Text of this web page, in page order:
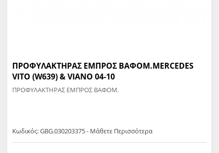
ΠΡΟΦΥΛΑΚΤΗΡΑΣ ΕΜΠΡΟΣ ΒΑΦΟΜ.MERCEDES
VITO (W639) & VIANO 04-10
ΠΡΟΦΥΛΑΚΤΗΡΑΣ ΕΜΠΡΟΣ ΒΑΦΟΜ.
Κωδικός: GBG.030203375 - Μάθετε Περισσότερα